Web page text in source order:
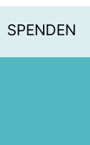
SPENDEN